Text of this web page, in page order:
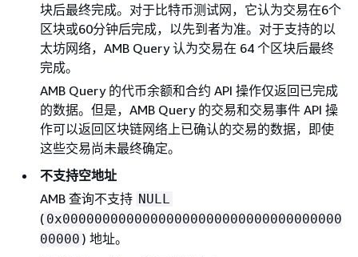
块后最终完成。对于比特币测试网，它认为交易在6个
区块或60分钟后完成，以先到者为准。对于支持的以
太坊网络，AMB Query 认为交易在 64 个区块后最终
完成。
AMB Query 的代币余额和合约 API 操作仅返回已完成
的数据。但是，AMB Query 的交易和交易事件 API 操
作可以返回区块链网络上已确认的交易的数据，即使
这些交易尚未最终确定。
不支持空地址
AMB 查询不支持 NULL
( 0x00000000000000000000000000000000000
00000 ) 地址。